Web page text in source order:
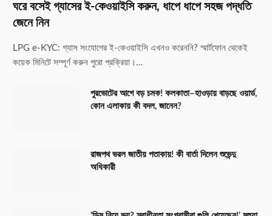
ঘরে বসেই গ্যাসের ই-কেওয়াইসি করুন, ধাপে ধাপে সহজ পদ্ধতি
জেনে নিন
LPG e-KYC: গ্যাস সংযোগের ই-কেওয়াইসি এখনও করেননি? স্মার্টফোন থেকেই
কয়েক মিনিটে সম্পূর্ণ করুন পুরো প্রক্রিয়া।…
পুরভোটের আগে বড় চমক! কলকাতা–হাওড়ায় বাড়ছে ওয়ার্ড,
কোন এলাকায় কী বদল, জানেন?
রাজপথ ভরল জাতীয় পতাকায়! কী বার্তা দিলেন শুভেন্দু
অধিকারী